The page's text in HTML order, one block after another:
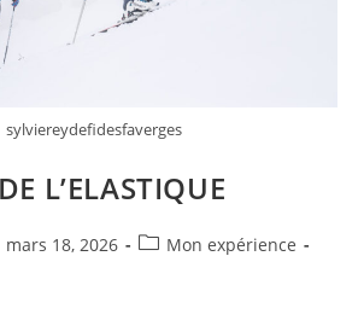
sylviereydefidesfaverges
L’ELASTIQUE
mars 18, 2026
Mon expérience